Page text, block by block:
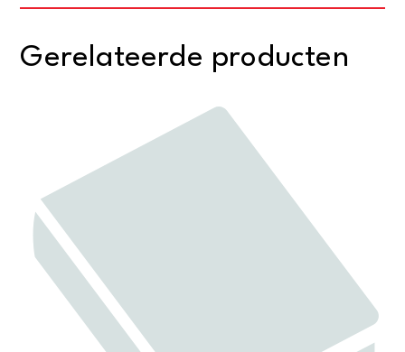
Gerelateerde producten